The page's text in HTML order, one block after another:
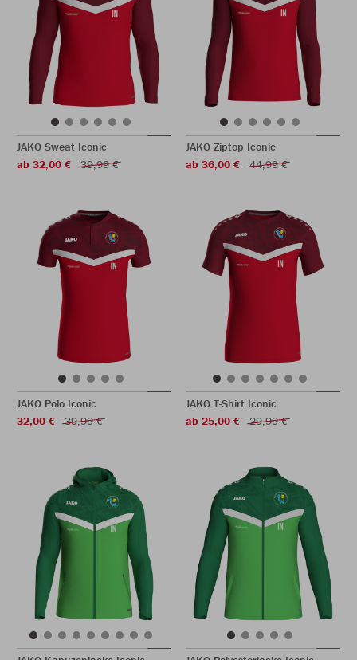
JAKO Sweat Iconic
ab 32,00 €
39,99 €
JAKO Ziptop Iconic
ab 36,00 €
44,99 €
JAKO Polo Iconic
32,00 €
39,99 €
JAKO T-Shirt Iconic
ab 25,00 €
29,99 €